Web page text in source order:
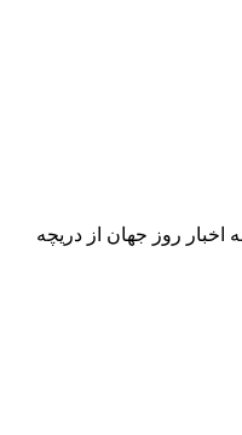
روز جهان از دریچه کاریکاتور، یکشنبه ۱۷ مرداد ۹۵۰۸:۰۰ – ۱۳۹۵ یک شنبه ۱۷ مرداد کاریکاتور روز یکشنبه، ۱۷ مرداد ۹۵ نگاهی به اخبار روز جهان از دریچه